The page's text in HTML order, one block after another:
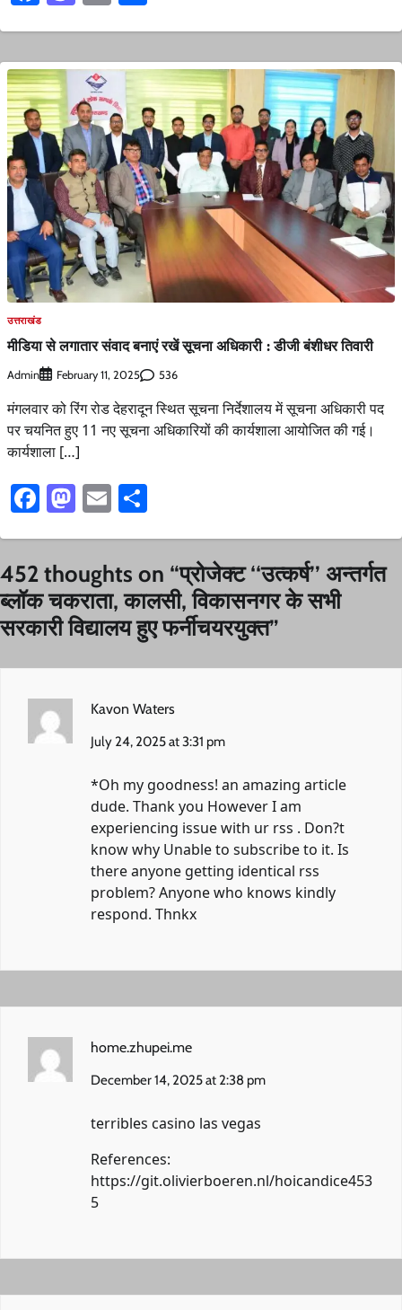
उत्तराखंड
मीडिया से लगातार संवाद बनाएं रखें सूचना अधिकारी : डीजी बंशीधर तिवारी
Admin February 11, 2025 536
मंगलवार को रिंग रोड देहरादून स्थित सूचना निर्देशालय में सूचना अधिकारी पद
पर चयनित हुए 11 नए सूचना अधिकारियों की कार्यशाला आयोजित की गई।
कार्यशाला […]
Facebook
Mastodon
Email
452 thoughts on “प्रोजेक्ट ‘‘उत्कर्ष’’ अन्तर्गत
ब्लॉक चकराता, कालसी, विकासनगर के सभी
सरकारी विद्यालय हुए फर्नीचयरयुक्त”
Kavon Waters
July 24, 2025 at 3:31 pm
*Oh my goodness! an amazing article
dude. Thank you However I am
experiencing issue with ur rss . Don?t
know why Unable to subscribe to it. Is
there anyone getting identical rss
problem? Anyone who knows kindly
respond. Thnkx
home.zhupei.me
December 14, 2025 at 2:38 pm
terribles casino las vegas
References:
https://git.olivierboeren.nl/hoicandice453
5